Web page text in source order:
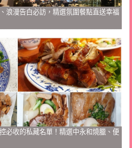
浪漫告白必訪，精選氛圍餐點直送幸福
必收的私藏名單！精選中永和燒臘、便